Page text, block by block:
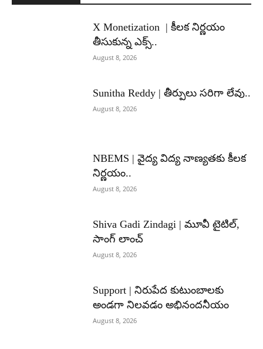
X Monetization | కీలక నిర్ణయం
తీసుకున్న ఎక్స్..
August 8, 2026
Sunitha Reddy | తీర్పులు సరిగా లేవు..
August 8, 2026
NBEMS | వైద్య విద్య నాణ్యతకు కీలక
నిర్ణయం..
August 8, 2026
Shiva Gadi Zindagi | మూవీ టైటిల్,
సాంగ్ లాంచ్
August 8, 2026
Support | నిరుపేద కుటుంబాలకు
అండగా నిలవడం అభినందనీయం
August 8, 2026